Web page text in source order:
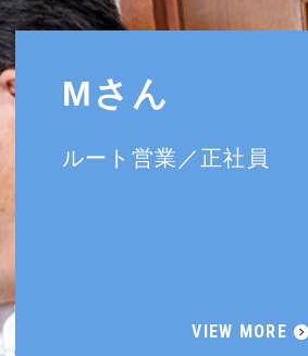
Mさん
ルート営業／正社員
VIEW MORE